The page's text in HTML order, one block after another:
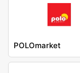
POLOmarket